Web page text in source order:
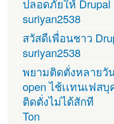
ปลอดภัยให้ Drupal
suriyan2538
สวัสดีเพื่อนชาว
suriyan2538
พยามติดตั่งหลายวั
open ไช้เเทนเฟส
ติดตั่งไม่ได้สักที
Ton